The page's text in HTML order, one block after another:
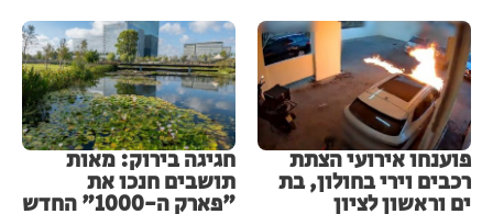
פוענחו אירועי הצתת
רכבים וירי בחולון, בת
ים וראשון לציון
חגיגה בירוק: מאות
תושבים חנכו את
"פארק ה-1000" החדש